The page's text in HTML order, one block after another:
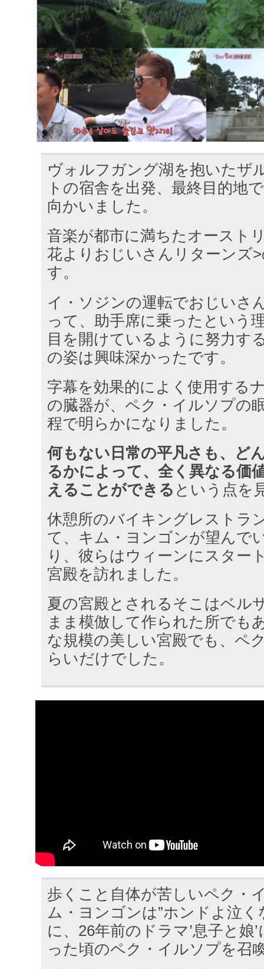
ヴォルフガング湖を抱いたザ
トの宿舎を出発、最終目的地
向かいました。
音楽が都市に満ちたオースト
花よりおじいさんリターンズ
す。
イ・ソジンの運転でおじいさ
って、助手席に乗ったという
目を開けているように努力す
の姿は興味深かったです。
字幕を効果的によく使用する
の臓器が、ペク・イルソプの
程で明らかになりました。
何もない日常の平凡さも、ど
るかによって、全く異なる価
えることができる という点を
休憩所のバイキングレストラ
て、キム・ヨンゴンが望んで
り、彼らはウィーンにスター
宮殿を訪れました。
夏の宮殿とされるそこはベル
まま模倣して作られた所でも
な規模の美しい宮殿でも、ペ
らいだけでした。
歩くこと自体が苦しいペク・
ム・ヨンゴンは”ホンドよ泣く
に、26年前のドラマ’息子と娘
った頃のペク・イルソプを召